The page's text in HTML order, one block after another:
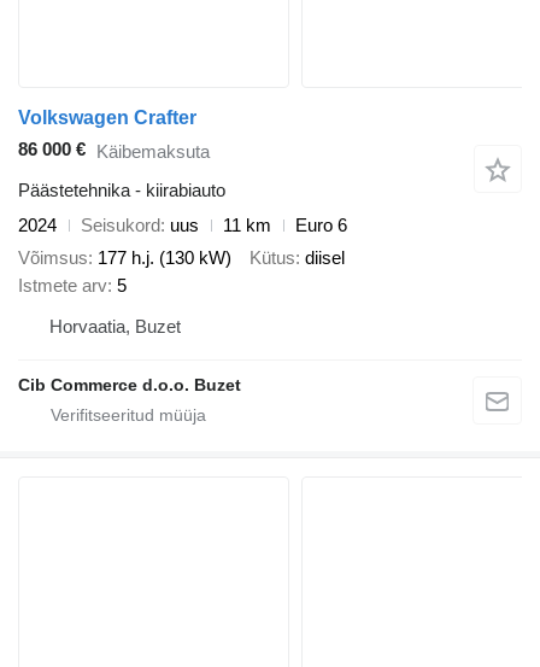
Volkswagen Crafter
86 000 € Käibemaksuta
Päästetehnika - kiirabiauto
2024
Seisukord uus 11 km
Euro 6
Võimsus 177 h.j. (130 kW) Kütus diisel
Istmete arv 5
Horvaatia, Buzet
Cib Commerce d.o.o. Buzet